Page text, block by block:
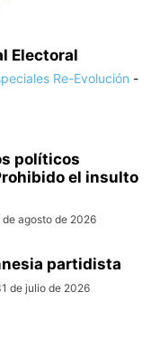
Electoral
Re-Evolución -
políticos
el insulto
de agosto de 2026
partidista
de julio de 2026